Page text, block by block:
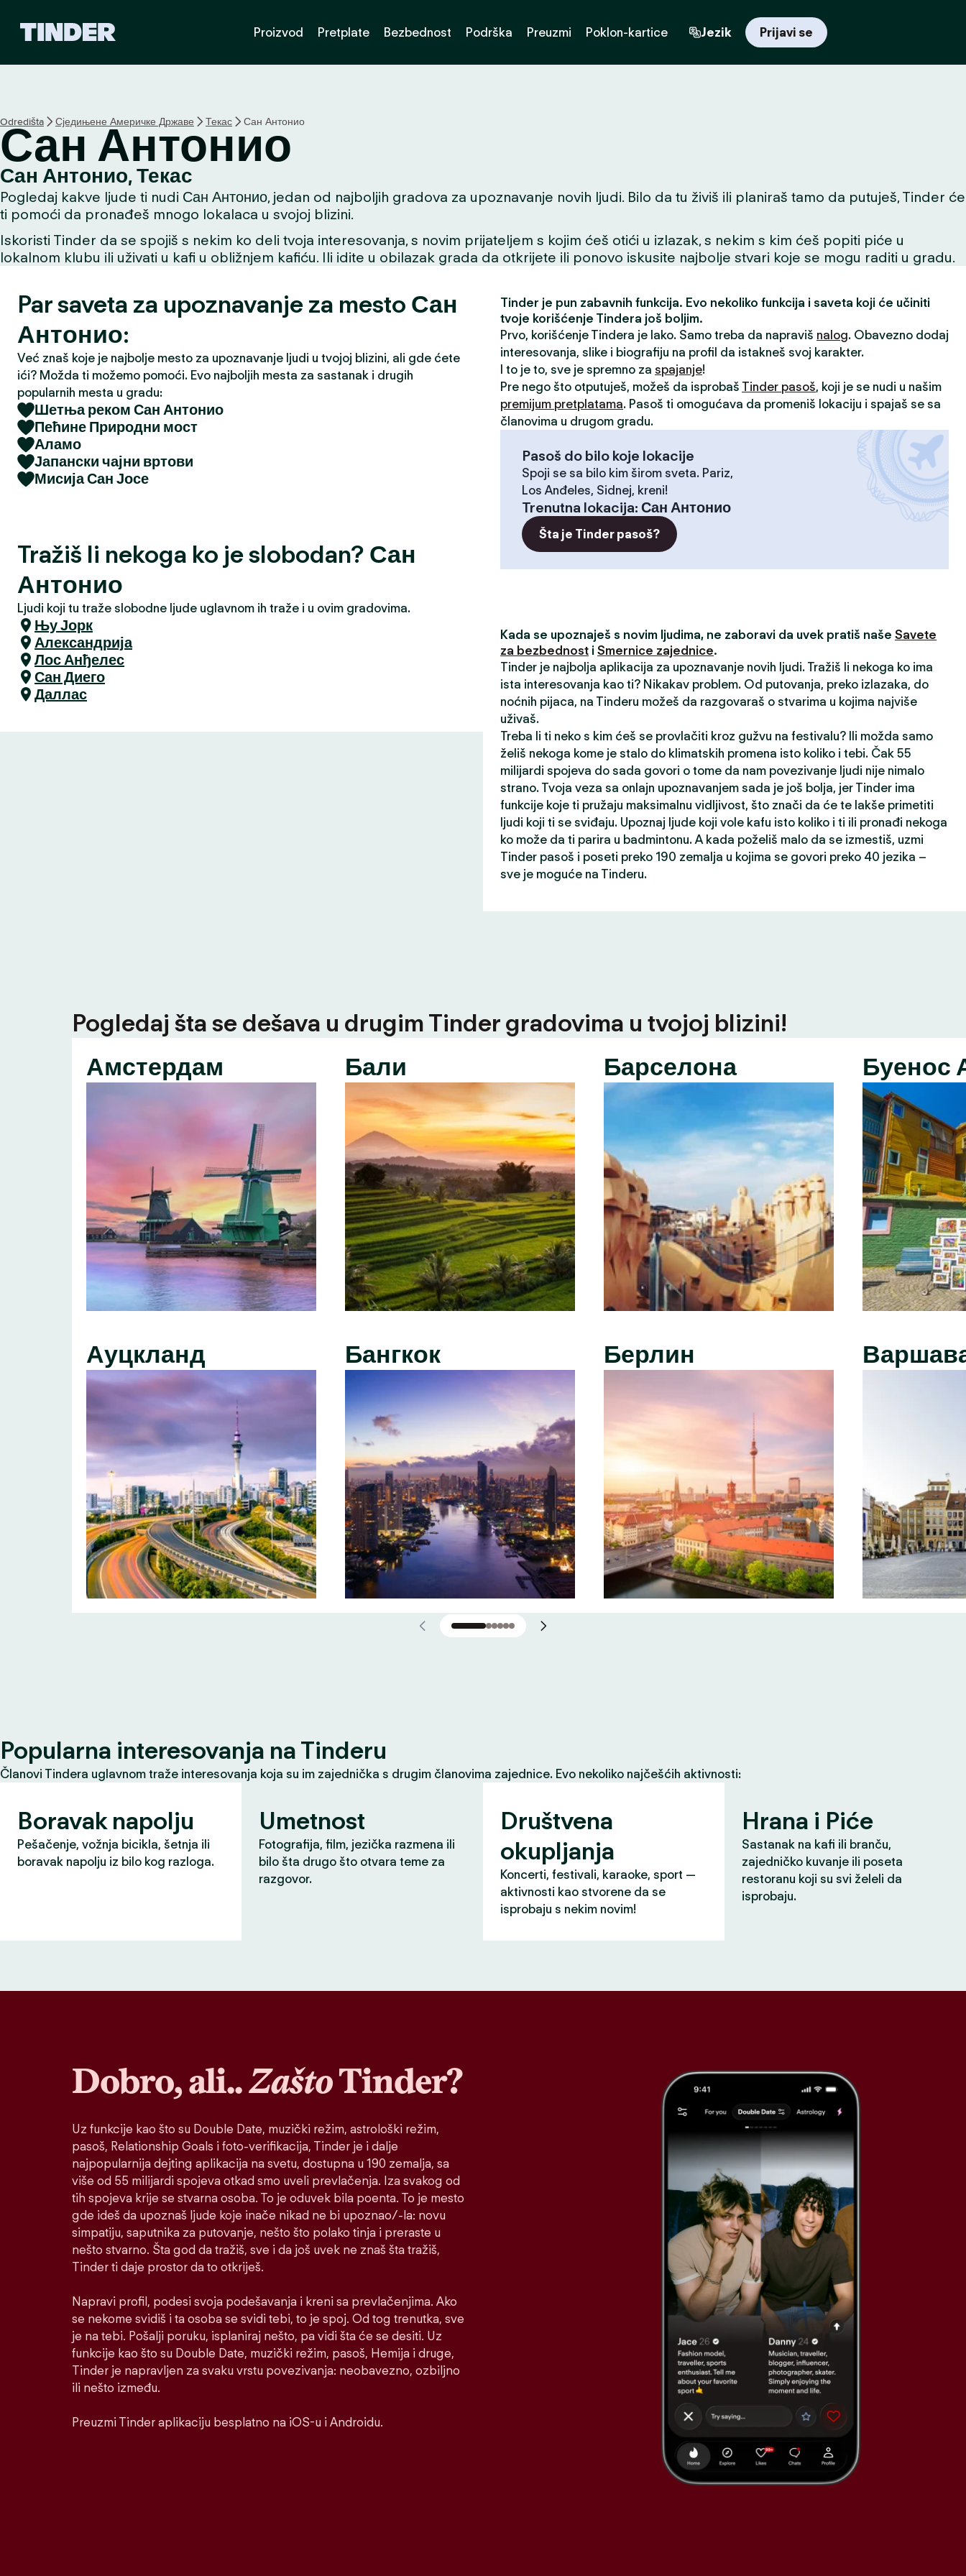
p
o
č
t
n
a
t
r
i
c
a
Proizvod Pretplate Bezbednost Podrška Preuzmi Poklon-kartice Jezik Prijavi se
Odredišta Сједињене Америчке Државе Текас Сан Антонио
Сан Антонио
Сан Антонио, Текас
Pogledaj kakve ljude ti nudi Сан Антонио, jedan od najboljih gradova za upoznavanje novih ljudi. Bilo da tu živiš ili planiraš tamo da putuješ, Tinder će
ti pomoći da pronađeš mnogo lokalaca u svojoj blizini.
Iskoristi Tinder da se spojiš s nekim ko deli tvoja interesovanja, s novim prijateljem s kojim ćeš otići u izlazak, s nekim s kim ćeš popiti piće u
lokalnom klubu ili uživati u kafi u obližnjem kafiću. Ili idite u obilazak grada da otkrijete ili ponovo iskusite najbolje stvari koje se mogu raditi u gradu.
Par saveta za upoznavanje za mesto Сан
Антонио:
Već znaš koje je najbolje mesto za upoznavanje ljudi u tvojoj blizini, ali gde ćete
ići? Možda ti možemo pomoći. Evo najboljih mesta za sastanak i drugih
popularnih mesta u gradu:
Шетња реком Сан Антонио
Пећине Природни мост
Аламо
Јапански чајни вртови
Мисија Сан Јосе
Tražiš li nekoga ko je slobodan? Сан
Антонио
Ljudi koji tu traže slobodne ljude uglavnom ih traže i u ovim gradovima.
Њу Јорк
Александрија
Лос Анђелес
Сан Диего
Даллас
Tinder je pun zabavnih funkcija. Evo nekoliko funkcija i saveta koji će učiniti
tvoje korišćenje Tindera još boljim.
Prvo, korišćenje Tindera je lako. Samo treba da napraviš nalog. Obavezno dodaj
interesovanja, slike i biografiju na profil da istakneš svoj karakter.
I to je to, sve je spremno za spajanje!
Pre nego što otputuješ, možeš da isprobaš Tinder pasoš, koji je se nudi u našim
premijum pretplatama. Pasoš ti omogućava da promeniš lokaciju i spajaš se sa
članovima u drugom gradu.
Pasoš do bilo koje lokacije
Spoji se sa bilo kim širom sveta. Pariz,
Los Anđeles, Sidnej, kreni!
Trenutna lokacija: Сан Антонио
Šta je Tinder pasoš?
Kada se upoznaješ s novim ljudima, ne zaboravi da uvek pratiš naše Savete
za bezbednost i Smernice zajednice.
Tinder je najbolja aplikacija za upoznavanje novih ljudi. Tražiš li nekoga ko ima
ista interesovanja kao ti? Nikakav problem. Od putovanja, preko izlazaka, do
noćnih pijaca, na Tinderu možeš da razgovaraš o stvarima u kojima najviše
uživaš.
Treba li ti neko s kim ćeš se provlačiti kroz gužvu na festivalu? Ili možda samo
želiš nekoga kome je stalo do klimatskih promena isto koliko i tebi. Čak 55
milijardi spojeva do sada govori o tome da nam povezivanje ljudi nije nimalo
strano. Tvoja veza sa onlajn upoznavanjem sada je još bolja, jer Tinder ima
funkcije koje ti pružaju maksimalnu vidljivost, što znači da će te lakše primetiti
ljudi koji ti se sviđaju. Upoznaj ljude koji vole kafu isto koliko i ti ili pronađi nekoga
ko može da ti parira u badmintonu. A kada poželiš malo da se izmestiš, uzmi
Tinder pasoš i poseti preko 190 zemalja u kojima se govori preko 40 jezika –
sve je moguće na Tinderu.
Pogledaj šta se dešava u drugim Tinder gradovima u tvojoj blizini!
Амстердам
Ауцкланд
Бали
Бангкок
Барселона
Берлин
Буенос
Popularna interesovanja na Tinderu
Članovi Tindera uglavnom traže interesovanja koja su im zajednička s drugim članovima zajednice. Evo nekoliko najčešćih aktivnosti:
Boravak napolju
Pešačenje, vožnja bicikla, šetnja ili
boravak napolju iz bilo kog razloga.
Umetnost
Fotografija, film, jezička razmena ili
bilo šta drugo što otvara teme za
razgovor.
Društvena
okupljanja
Koncerti, festivali, karaoke, sport —
aktivnosti kao stvorene da se
isprobaju s nekim novim!
Hrana i Piće
Sastanak na kafi ili branču,
zajedničko kuvanje ili poseta
restoranu koji su svi želeli da
isprobaju.
Dobro, ali..ZaštoTinder?
Uz funkcije kao što su Double Date, muzički režim, astrološki režim,
pasoš, Relationship Goals i foto-verifikacija, Tinder je i dalje
najpopularnija dejting aplikacija na svetu, dostupna u 190 zemalja, sa
više od 55 milijardi spojeva otkad smo uveli prevlačenja. Iza svakog od
tih spojeva krije se stvarna osoba. To je oduvek bila poenta. To je mesto
gde ideš da upoznaš ljude koje inače nikad ne bi upoznao/-la: novu
simpatiju, saputnika za putovanje, nešto što polako tinja i preraste u
nešto stvarno. Šta god da tražiš, sve i da još uvek ne znaš šta tražiš,
Tinder ti daje prostor da to otkriješ.
Napravi profil, podesi svoja podešavanja i kreni sa prevlačenjima. Ako
se nekome svidiš i ta osoba se svidi tebi, to je spoj. Od tog trenutka, sve
je na tebi. Pošalji poruku, isplaniraj nešto, pa vidi šta će se desiti. Uz
funkcije kao što su Double Date, muzički režim, pasoš, Hemija i druge,
Tinder je napravljen za svaku vrstu povezivanja: neobavezno, ozbiljno
ili nešto između.
Preuzmi Tinder aplikaciju besplatno na iOS-u i Androidu.